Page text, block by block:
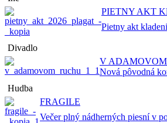
PIETNY AKT
Pietny akt
Divadlo
V
Nová pôvodná
Hudba
FRAGILE
Večer plný nádherných piesní v